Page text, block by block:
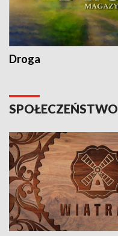
Droga
SPOŁECZEŃSTWO